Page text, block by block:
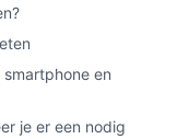
en
je er een nodig